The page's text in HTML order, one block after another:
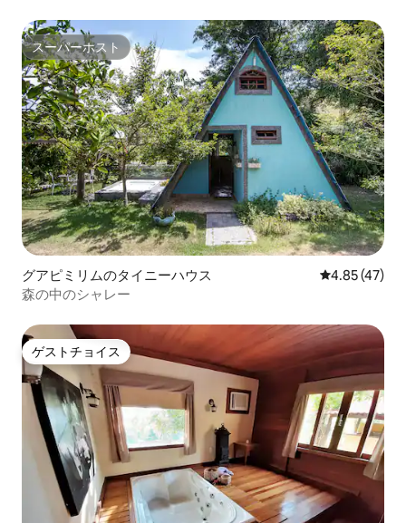
スーパーホスト
スーパーホスト
グアピミリムのタイニーハウス レビュー47
4.85 (47)
森の中のシャレー
ゲストチョイス
ゲストチョイス